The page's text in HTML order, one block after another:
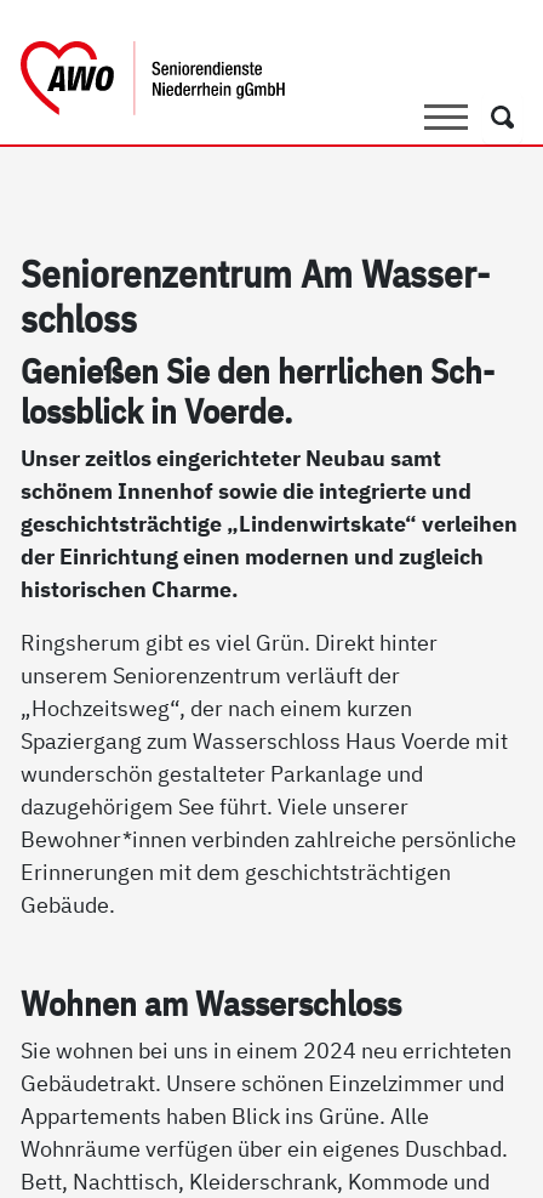
SucheSuche
Se­nio­ren­zen­trum Am Was­ser­
sch­loss
Ge­nie­ßen Sie den herr­li­chen Sch­
loss­blick in Vo­er­de.
Unser zeitlos eingerichteter Neubau samt
schönem Innenhof sowie die integrierte und
geschichtsträchtige „Lindenwirtskate“ verleihen
der Einrichtung einen modernen und zugleich
historischen Charme.
Ringsherum gibt es viel Grün. Direkt hinter
unserem Seniorenzentrum verläuft der
„Hochzeitsweg“, der nach einem kurzen
Spaziergang zum Wasserschloss Haus Voerde mit
wunderschön gestalteter Parkanlage und
dazugehörigem See führt. Viele unserer
Bewohner*innen verbinden zahlreiche persönliche
Erinnerungen mit dem geschichtsträchtigen
Gebäude.
Woh­nen am Was­ser­sch­loss
Sie wohnen bei uns in einem 2024 neu errichteten
Gebäudetrakt. Unsere schönen Einzelzimmer und
Appartements haben Blick ins Grüne. Alle
Wohnräume verfügen über ein eigenes Duschbad.
Bett, Nachttisch, Kleiderschrank, Kommode und